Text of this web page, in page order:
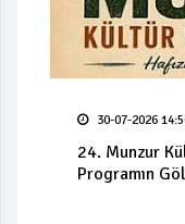
30-07-2026
24. Munzur
Programın